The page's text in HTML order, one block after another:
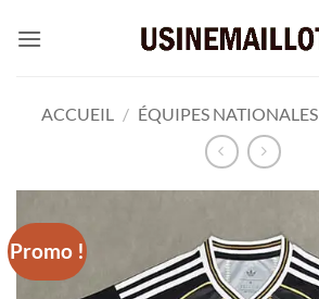
ACCUEIL / ÉQUIPES NATIONALES
Promo !